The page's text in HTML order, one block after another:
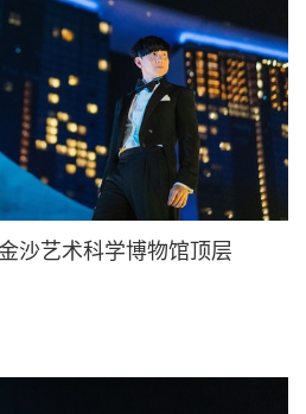
沙艺术科学博物馆顶层